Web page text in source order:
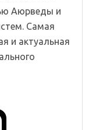
Аюрведы и
Самая
и актуальная